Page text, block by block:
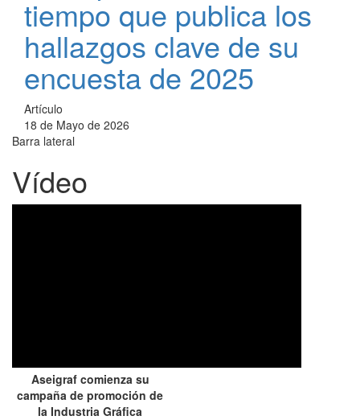
tiempo que publica los
hallazgos clave de su
encuesta de 2025
Artículo
18 de Mayo de 2026
Barra lateral
Vídeo
Aseigraf comienza su
campaña de promoción de
la Industria Gráfica